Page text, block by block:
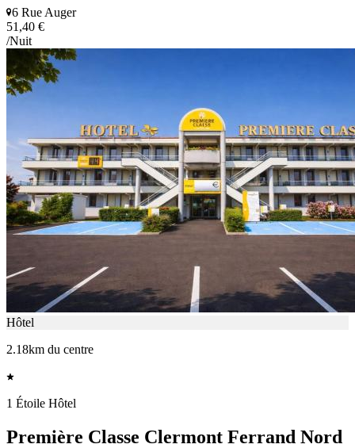
6 Rue Auger
51,40 €
/Nuit
Hôtel
2.18km du centre
1 Étoile Hôtel
Première Classe Clermont Ferrand Nord